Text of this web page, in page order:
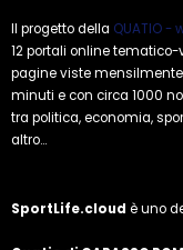
Il progetto della QUATIO -
12 portali online
pagine viste
minuti e con circa 1000
tra politica, economia,
altro...
SportLife.cloud è uno